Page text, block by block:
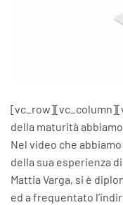
della maturità
Nel video che
della sua esperienza
Mattia Varga, si è
ed a frequentato